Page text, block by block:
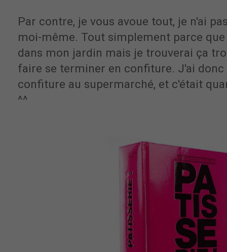
Par contre, je vous avoue tout, je n'ai
moi-même. Tout simplement parce
dans mon jardin mais je trouverai ça
faire se terminer en confiture. J'ai donc
confiture au supermarché, et c'était
^^